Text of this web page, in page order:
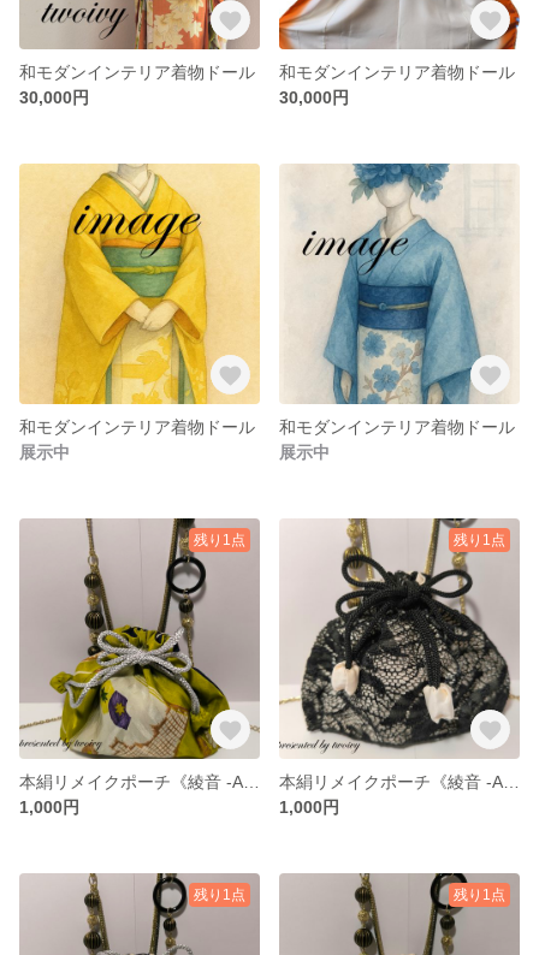
和モダンインテリア着物ドール
30,000円
和モダンインテリア着物ドール
30,000円
和モダンインテリア着物ドール
展示中
和モダンインテリア着物ドール
展示中
残り1点
1,000円
残り1点
1,000円
残り1点 残り1点